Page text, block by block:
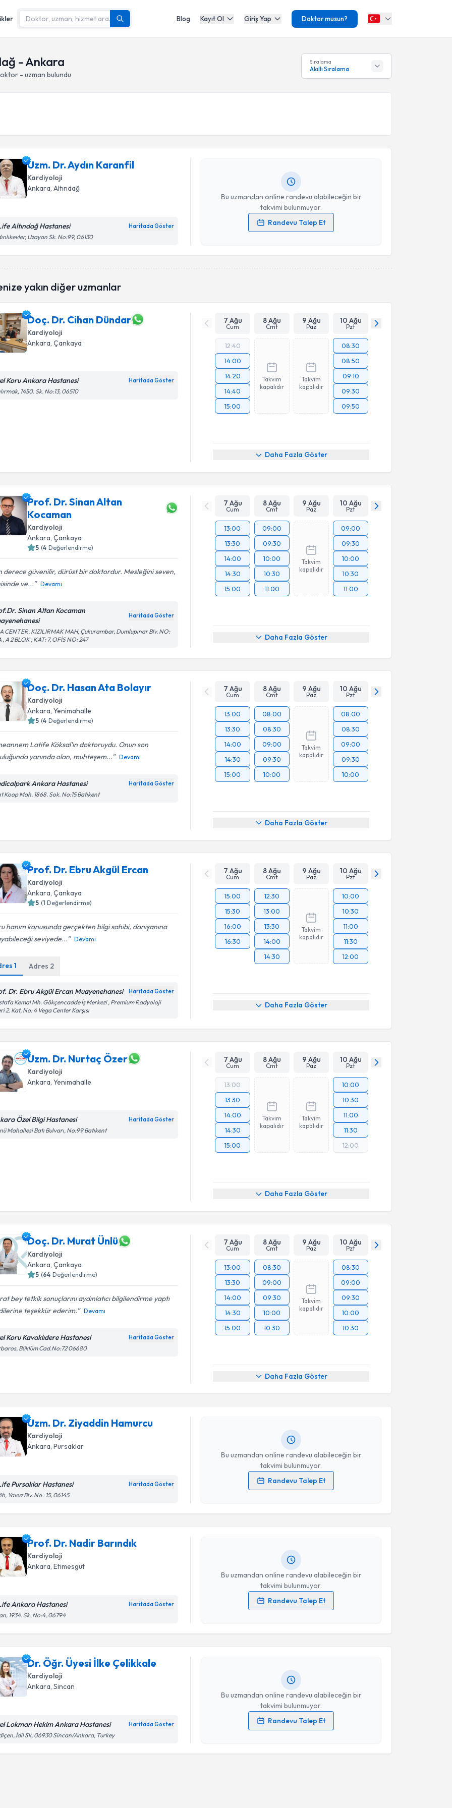
Blog Kayıt Ol Giriş Yap Doktor musun?
- Ankara
- uzman bulundu
Sıralama
Akıllı Sıralama
Uzm. Dr. Aydın Karanfil
Kardiyoloji
Ankara, Altındağ
Altındağ Hastanesi Haritada Göster
Uzayan Sk. No:99, 06130
Bu uzmandan online randevu alabileceğin bir
takvimi bulunmuyor.
Randevu Talep Et
Kişisel verilerimin işlenmesine ilişkinAydınlatma Metni
işlenmesini kabul ediyorum.
yakın diğer uzmanlar
Doç. Dr. Cihan Dündar
Kardiyoloji
Ankara, Çankaya
Koru Ankara Hastanesi Haritada Göster
1450. Sk. No:13, 06510
7 Ağu
Cum
8 Ağu
Cmt
9 Ağu
Paz
10 Ağu
Pzt
12:40
14:00
14:20
14:40
15:00
Takvim
kapalıdır
Takvim
kapalıdır
08:30
08:50
09:10
09:30
09:50
Daha Fazla Göster
Prof. Dr. Sinan Altan
Kocaman
Kardiyoloji
Ankara , Çankaya
5 (4 Değerlendirme)
derece güvenilir, dürüst bir doktordur. Mesleğini seven,
ve...
Devamı
Sinan Altan Kocaman
Haritada Göster
CENTER, KIZILIRMAK MAH, Çukurambar, Dumlupınar Blv. NO:
, A 2 BLOK , KAT: 7, OFİS NO: 247
7 Ağu
Cum
8 Ağu
Cmt
9 Ağu
Paz
10 Ağu
Pzt
13:00
13:30
14:00
14:30
15:00
09:00
09:30
10:00
10:30
11:00
Takvim
kapalıdır
09:00
09:30
10:00
10:30
11:00
Daha Fazla Göster
Doç. Dr. Hasan Ata Bolayır
Kardiyoloji
Ankara , Yenimahalle
5 (4 Değerlendirme)
Latife Köksal'ın doktoruydu. Onun son
yanında olan, muhteşem...
Devamı
Ankara Hastanesi Haritada Göster
Koop Mah. 1868. Sok. No:15 Batıkent
7 Ağu
Cum
8 Ağu
Cmt
9 Ağu
Paz
10 Ağu
Pzt
13:00
13:30
14:00
14:30
15:00
08:00
08:30
09:00
09:30
10:00
Takvim
kapalıdır
08:00
08:30
09:00
09:30
10:00
Daha Fazla Göster
Prof. Dr. Ebru Akgül Ercan
Kardiyoloji
Ankara, Çankaya
5 (1 Değerlendirme)
hanım konusunda gerçekten bilgi sahibi, danışanına
seviyede...
Devamı
1 Adres 2
Dr. Ebru Akgül Ercan Muayenehanesi Haritada Göster
Kemal Mh. Gökçencadde İş Merkezi , Premium Radyoloji
2. Kat, No: 4 Vega Center Karşısı
7 Ağu
Cum
8 Ağu
Cmt
9 Ağu
Paz
10 Ağu
Pzt
15:00
15:30
16:00
16:30
12:30
13:00
13:30
14:00
14:30
Takvim
kapalıdır
10:00
10:30
11:00
11:30
12:00
Daha Fazla Göster
Uzm. Dr. Nurtaç Özer
Kardiyoloji
Ankara, Yenimahalle
Özel Bilgi Hastanesi Haritada Göster
Mahallesi Batı Bulvarı, No:99 Batıkent
7 Ağu
Cum
8 Ağu
Cmt
9 Ağu
Paz
10 Ağu
Pzt
13:00
13:30
14:00
14:30
15:00
Takvim
kapalıdır
Takvim
kapalıdır
10:00
10:30
11:00
11:30
12:00
Daha Fazla Göster
Doç. Dr. Murat Ünlü
Kardiyoloji
Ankara , Çankaya
5 (64 Değerlendirme)
bey tetkik sonuçlarını aydınlatıcı bilgilendirme yaptı
teşekkür ederim.
Devamı
Koru Kavaklıdere Hastanesi Haritada Göster
Büklüm Cad.No:72 06680
7 Ağu
Cum
8 Ağu
Cmt
9 Ağu
Paz
10 Ağu
Pzt
13:00
13:30
14:00
14:30
15:00
08:30
09:00
09:30
10:00
10:30
Takvim
kapalıdır
08:30
09:00
09:30
10:00
10:30
Daha Fazla Göster
Uzm. Dr. Ziyaddin Hamurcu
Kardiyoloji
Ankara, Pursaklar
Pursaklar Hastanesi Haritada Göster
Yavuz Blv. No : 15, 06145
Bu uzmandan online randevu alabileceğin bir
takvimi bulunmuyor.
Randevu Talep Et
Randevu Takvimi Talebi
Kişisel verilerimin işlenmesine ilişkinAydınlatma Metni
işlenmesini kabul ediyorum.
Prof. Dr. Nadir Barındık
Kardiyoloji
Ankara, Etimesgut
Ankara Hastanesi Haritada Göster
1934. Sk. No:4, 06794
Bu uzmandan online randevu alabileceğin bir
takvimi bulunmuyor.
Randevu Talep Et
Randevu Takvimi Talebi
Kişisel verilerimin işlenmesine ilişkinAydınlatma Metni
işlenmesini kabul ediyorum.
Dr. Öğr. Üyesi İlke Çelikkale
Kardiyoloji
Ankara, Sincan
Lokman Hekim Ankara Hastanesi Haritada Göster
İdil Sk, 06930 Sincan/Ankara, Turkey
Bu uzmandan online randevu alabileceğin bir
takvimi bulunmuyor.
Randevu Talep Et
Randevu Takvimi Talebi
Kişisel verilerimin işlenmesine ilişkinAydınlatma Metni
işlenmesini kabul ediyorum.